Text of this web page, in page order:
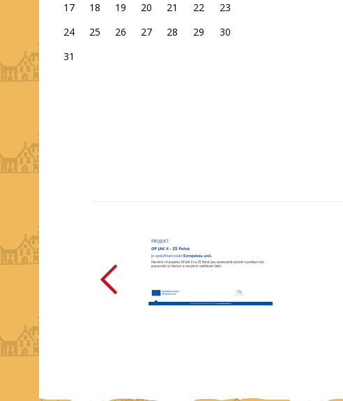
17
18 19 20 21 22
23
24
25 26 27 28 29
30
31
předchozí